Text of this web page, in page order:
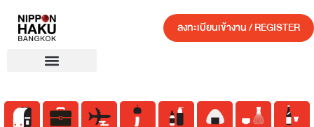
ลงทะเบียนเข้างาน / REGISTER